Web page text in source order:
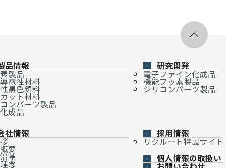
品情報
製品
電性材料
黒色顔料
ット材料
ンパーツ製品
成品
研究開発
電子ファイン化成品
機能フッ素製品
シリコンパーツ製品
社情報
要
革
念
採用情報
リクルート特設サイト
個人情報の取扱い